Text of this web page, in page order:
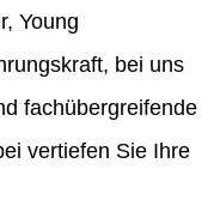
Young
bei uns
fachübergreifende
vertiefen Sie Ihre